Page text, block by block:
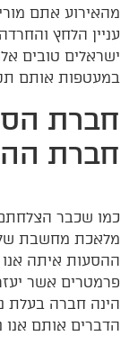
מהאירוע אתם
עניין הלחץ
ישראלים טובים
במעטפות אותם
חברת
חברת
כמו שכבר
מלאכת מחשבת
ההסעות איתה
פרמטרים אשר
הינה חברה בעלת
הדברים אותם אנו